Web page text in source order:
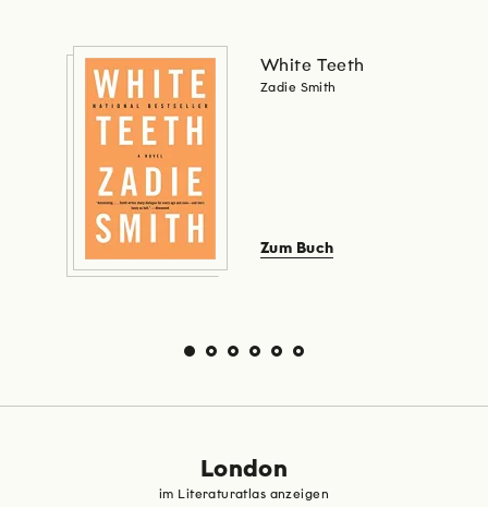
White Teeth
Zadie Smith
Zum Buch
London
im Literaturatlas anzeigen